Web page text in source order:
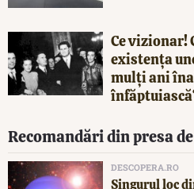
Ce vizionar!
existența
mulți ani
Recomandări din presa
DESCOPERA.RO
Singurul loc